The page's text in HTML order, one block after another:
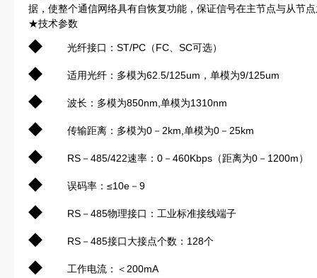
据，使整个通信网络具有自恢复功能，保证信号在主节点与从节
★技术参数
◆ 光纤接口：ST/PC（FC、SC可选）
◆ 适用光纤：多模为62.5/125um，单模为9/125um
◆ 波长：多模为850nm,单模为1310nm
◆ 传输距离：多模为0－2km,单模为0－25km
◆ RS－485/422速率：0－460Kbps（距离为0－1200m）
◆ 误码率：≤10e－9
◆ RS－485物理接口：工业标准接线端子
◆ RS－485接口大接点个数：128个
◆ 工作电流：＜200mA